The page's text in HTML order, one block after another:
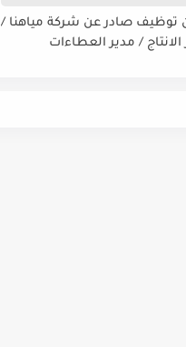
توظيف صادر عن شركة مياهنا /
الانتاج / مدير العطاءات